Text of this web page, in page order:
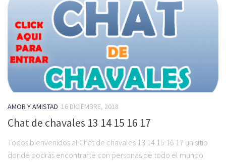
AMOR Y AMISTAD 16 DICIEMBRE, 2018
Chat de chavales 13 14 15 16 17
Todos bienvenidos al Chat de chavales 13 14 15 16 17 un sitio
donde podrás encontrarte con personas de todo el mundo